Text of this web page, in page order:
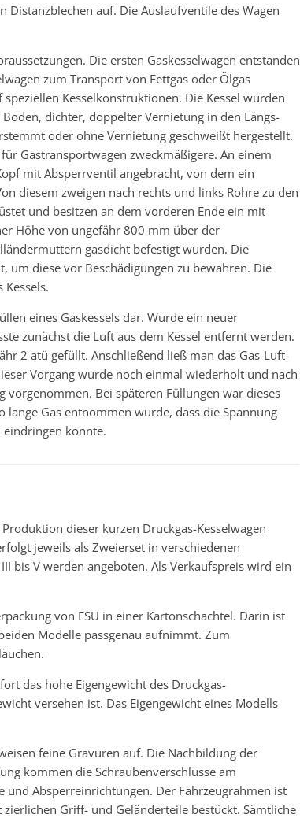
auf. Die Auslaufventile des Wagen
Die ersten Gaskesselwagen entstanden
zum Transport von Fettgas oder Ölgas
Kesselkonstruktionen. Die Kessel wurden
dichter, doppelter Vernietung in den Längs-
oder ohne Vernietung geschweißt hergestellt.
Gastransportwagen zweckmäßigere. An einem
mit Absperrventil angebracht, von dem ein
diesem zweigen nach rechts und links Rohre zu den
und besitzen an dem vorderen Ende ein mit
Höhe von ungefähr 800 mm über der
gasdicht befestigt wurden. Die
um diese vor Beschädigungen zu bewahren. Die
eines Gaskessels dar. Wurde ein neuer
zunächst die Luft aus dem Kessel entfernt werden.
2 atü gefüllt. Anschließend ließ man das Gas-Luft-
Vorgang wurde noch einmal wiederholt und nach
vorgenommen. Bei späteren Füllungen war dieses
Gas entnommen wurde, dass die Spannung
konnte.
dieser kurzen Druckgas-Kesselwagen
jeweils als Zweierset in verschiedenen
bis V werden angeboten. Als Verkaufspreis wird ein
von ESU in einer Kartonschachtel. Darin ist
Modelle passgenau aufnimmt. Zum
das hohe Eigengewicht des Druckgas-
versehen ist. Das Eigengewicht eines Modells
feine Gravuren auf. Die Nachbildung der
kommen die Schraubenverschlüsse am
und Absperreinrichtungen. Der Fahrzeugrahmen ist
Griff- und Geländerteile bestückt. Sämtliche